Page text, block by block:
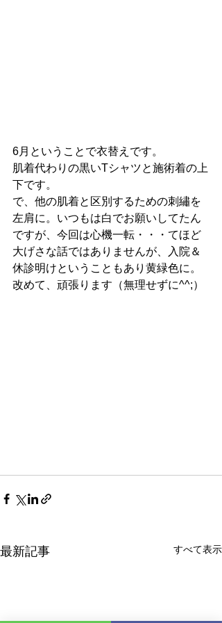
6月ということで衣替えです。
肌着代わりの黒いTシャツと施術着の上
下です。
で、他の肌着と区別するための刺繡を
左肩に。いつもは白でお願いしてたん
ですが、今回は心機一転・・・てほど
大げさな話ではありませんが、入院＆
休診明けということもあり黄緑色に。
改めて、頑張ります（無理せずに^^;）
最新記事 すべて表示